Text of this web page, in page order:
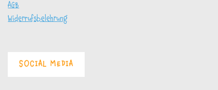
AGB
Widerrufsbelehrung
SOCIAL MEDIA